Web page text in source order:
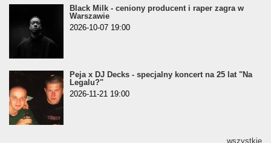
Black Milk - ceniony producent i raper zagra w
Warszawie
2026-10-07 19:00
Peja x DJ Decks - specjalny koncert na 25 lat "Na
Legalu?"
2026-11-21 19:00
wszystkie